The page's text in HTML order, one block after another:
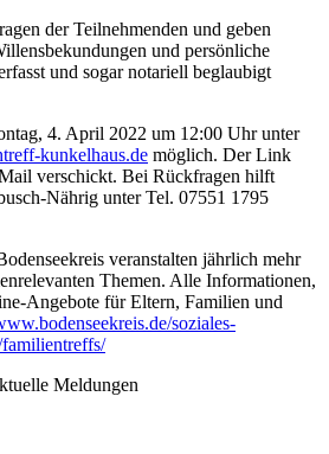
der Teilnehmenden und geben
und persönliche
und sogar notariell beglaubigt
4. April 2022 um 12:00 Uhr unter
kunkelhaus.de möglich. Der Link
verschickt. Bei Rückfragen hilft
Nährig unter Tel. 07551 1795
veranstalten jährlich mehr
Themen. Alle Informationen,
Angebote für Eltern, Familien und
soziales-
Meldungen